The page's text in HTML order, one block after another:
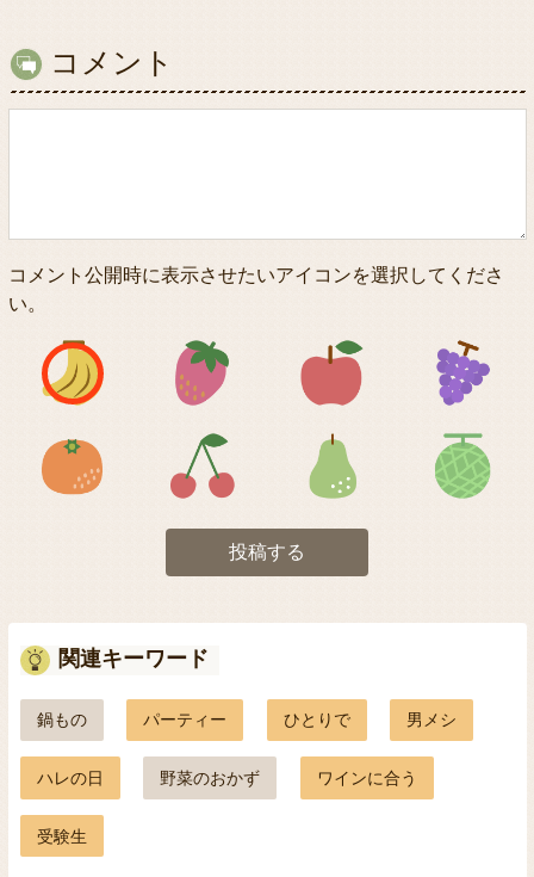
コメント
コメント公開時に表示させたいアイコンを選択してくださ
い。
アイコン1 アイコン2 アイコン3
アイコン5 アイコン6 アイコン7
投稿する
関連キーワード
鍋もの パーティー ひとりで 男メシ
ハレの日 野菜のおかず ワインに合う
受験生